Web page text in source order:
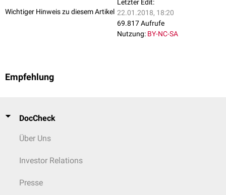
Wichtiger Hinweis zu diesem Artikel
Letzter Edit:
22.01.2018, 18:20
69.817 Aufrufe
Nutzung: BY-NC-SA
Empfehlung
DocCheck
Über Uns
Investor Relations
Presse